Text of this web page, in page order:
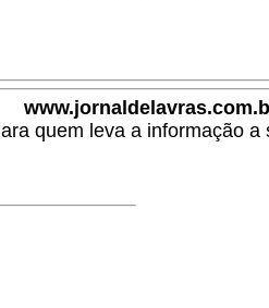
quem leva a informação a